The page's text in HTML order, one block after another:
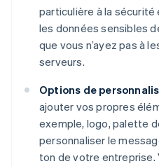
particulière à la sécurité
les données sensibles
que vous n’ayez pas à
serveurs.
Options de
ajouter vos propres
exemple, logo, palette
personnaliser le
ton de votre entreprise.